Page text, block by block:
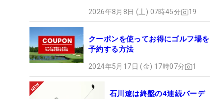
2026年8月8日 (土) 07時45分 19
クーポンを使ってお得にゴルフ場を
予約する方法
2024年5月17日 (金) 17時07分 1
石川遼は終盤の4連続バーデ